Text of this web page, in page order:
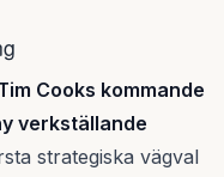
Cooks kommande
verkställande
strategiska vägval